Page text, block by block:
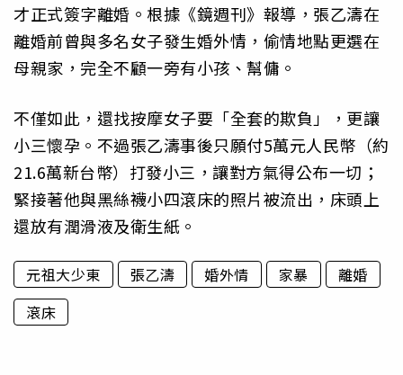
才正式簽字離婚。根據《鏡週刊》報導，張乙濤在
離婚前曾與多名女子發生婚外情，偷情地點更選在
母親家，完全不顧一旁有小孩、幫傭。
不僅如此，還找按摩女子要「全套的欺負」，更讓
小三懷孕。不過張乙濤事後只願付5萬元人民幣（約
21.6萬新台幣）打發小三，讓對方氣得公布一切；
緊接著他與黑絲襪小四滾床的照片被流出，床頭上
還放有潤滑液及衛生紙。
元祖大少東 張乙濤 婚外情 家暴
離婚
滾床